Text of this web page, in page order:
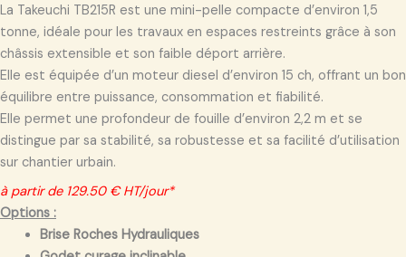
La Takeuchi TB215R est une mini-pelle compacte d’environ 1,5
tonne, idéale pour les travaux en espaces restreints grâce à son
châssis extensible et son faible déport arrière.
Elle est équipée d’un moteur diesel d’environ 15 ch, offrant un bon
équilibre entre puissance, consommation et fiabilité.
Elle permet une profondeur de fouille d’environ 2,2 m et se
distingue par sa stabilité, sa robustesse et sa facilité d’utilisation
sur chantier urbain.
à partir de 129.50 € HT/jour*
Options :
Brise Roches Hydrauliques